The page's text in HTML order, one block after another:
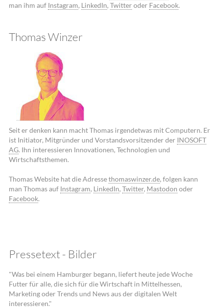
man ihm auf Instagram, LinkedIn, Twitter oder Facebook.
Thomas Winzer
Seit er denken kann macht Thomas irgendetwas mit Computern. Er
ist Initiator, Mitgründer und Vorstandsvorsitzender der INOSOFT
AG. Ihn interessieren Innovationen, Technologien und
Wirtschaftsthemen.
Thomas Website hat die Adressethomaswinzer.de, folgen kann
man Thomas auf Instagram, LinkedIn, Twitter, Mastodon oder
Facebook.
Pressetext - Bilder
"Was bei einem Hamburger begann, liefert heute jede Woche
Futter für alle, die sich für die Wirtschaft in Mittelhessen,
Marketing oder Trends und News aus der digitalen Welt
interessieren."